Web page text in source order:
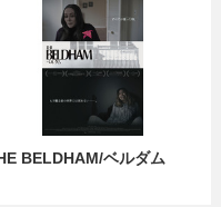
BELDHAM/ベルダム